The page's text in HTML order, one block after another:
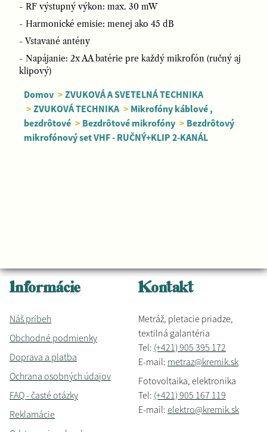
- RF výstupný výkon: max. 30 mW
- Harmonické emisie: menej ako 45 dB
- Vstavané antény
- Napájanie: 2x AA batérie pre každý mikrofón (ručný aj
klipový)
Domov > ZVUKOVÁ A SVETELNÁ TECHNIKA
> ZVUKOVÁ TECHNIKA > Mikrofóny káblové ,
bezdrôtové > Bezdrôtové mikrofóny > Bezdrôtový
mikrofónový set VHF - RUČNÝ+KLIP 2-KANÁL
Informácie
Náš príbeh
Obchodné podmienky
Doprava a platba
Ochrana osobných údajov
FAQ - časté otázky
Reklamácie
Kontakt
Metráž, pletacie priadze,
textilná galantéria
Tel: (+421) 905 395 172
E-mail: metraz@kremik.sk
Fotovoltaika, elektronika
Tel: (+421) 905 167 119
E-mail: elektro@kremik.sk